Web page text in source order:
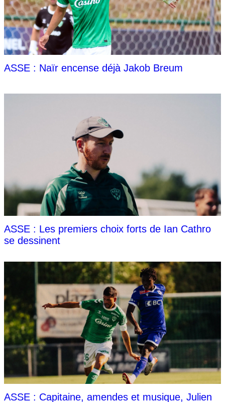
ASSE : Naïr encense déjà Jakob Breum
ASSE : Les premiers choix forts de Ian Cathro
se dessinent
ASSE : Capitaine, amendes et musique, Julien